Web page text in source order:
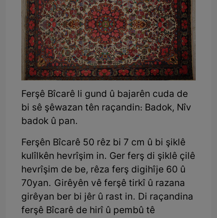
Ferşê Bîcarê li gund û bajarên cuda de
bi sê şêwazan tên raçandin: Badok, Nîv
badok û pan.
Ferşên Bîcarê 50 rêz bi 7 cm û bi şiklê
kulîlkên hevrîşim in. Ger ferş di şiklê çilê
hevrîşim de be, rêza ferş digihîje 60 û
70yan. Girêyên vê ferşê tirkî û razana
girêyan ber bi jêr û rast in. Di raçandina
ferşê Bîcarê de hirî û pembû tê